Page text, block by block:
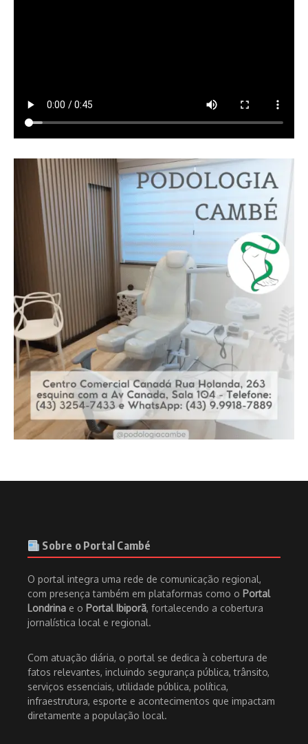
Sobre o Portal Cambé
O portal integra uma rede de comunicação regional,
com presença também em plataformas como o Portal
Londrina e o Portal Ibiporã, fortalecendo a cobertura
jornalística local e regional.
Com atuação diária, o portal se dedica à cobertura de
fatos relevantes, incluindo segurança pública, trânsito,
serviços essenciais, utilidade pública, política,
infraestrutura, esporte e acontecimentos que impactam
diretamente a população local.